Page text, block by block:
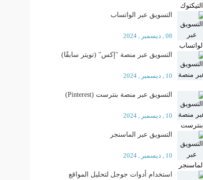
التسويق عبر الواتساب
08 , ديسمبر , 2024
التسويق عبر منصة "إكس" (تويتر سابقًا)
10 , ديسمبر , 2024
التسويق عبر منصة بنترست (Pinterest)
10 , ديسمبر , 2024
التسويق عبر الماسنجر
10 , ديسمبر , 2024
استخدام أدوات جوجل لتحليل المواقع